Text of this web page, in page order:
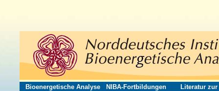
Bioenergetische Analyse NIBA-Fortbildungen Literatur zur